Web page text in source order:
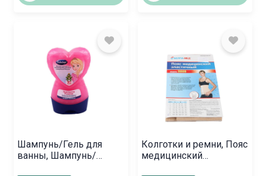
Шампунь/Гель для
ванны, Шампунь/
Колготки и ремни, Пояс
медицинский